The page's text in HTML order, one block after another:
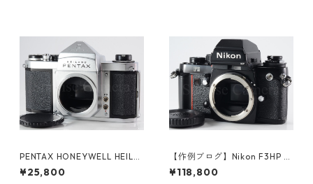
PENTAX HONEYWELL HEILA
ND H2 ペンタックス (61376)
¥25,800
【作例ブログ】Nikon F3HP ボ
ディ 後期191万番台 ニコン（6
1308）
¥118,800